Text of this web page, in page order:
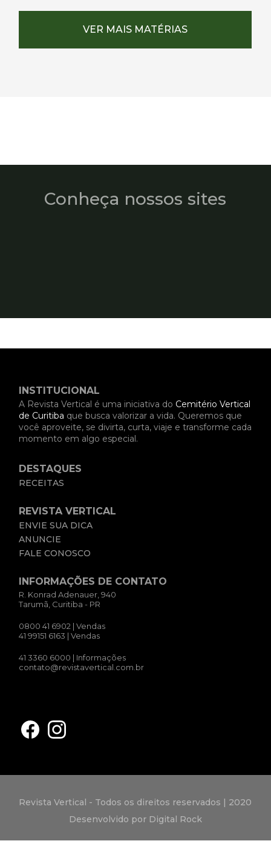
VER MAIS MATÉRIAS
Conheça nossos sites
INSTITUCIONAL
A Revista Vertical é uma iniciativa do Cemitério Vertical
de Curitiba que busca valorizar a vida. Queremos que
você aproveite, se divirta, curta, viaje e transforme cada
momento em algo especial.
DESTAQUES
RECEITAS
REVISTA VERTICAL
ENVIE SUA DICA
ANUNCIE
FALE CONOSCO
INFORMAÇÕES DE CONTATO
R. Konrad Adenauer, 940
Tarumã, Curitiba - PR
0800 41 6902 | Vendas
41 99151 6163 | Vendas
41 3360 6000 | Informações
contato@revistavertical.com.br
Revista Vertical - Todos os direitos reservados | 2020
Desenvolvido por Digital Rock